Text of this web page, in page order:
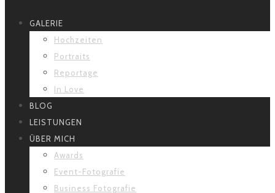
GALERIE
Hochzeiten
Portraits
Reportage
In Love
BLOG
LEISTUNGEN
ÜBER MICH
Awards
Event-Fotografie
Business Fotografie